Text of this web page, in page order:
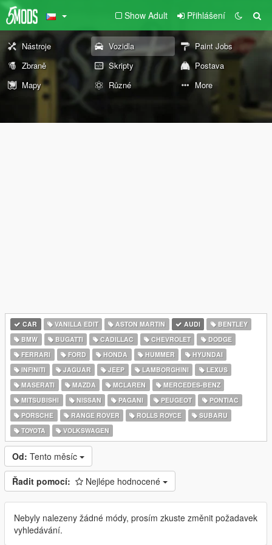
Show Adult Přihlášení
Nástroje Vozidla
Paint Jobs
Zbraně
Skripty
Postava
Mapy
Různé More
CAR VANILLA EDIT ASTON MARTIN AUDI
BENTLEY
BMW
BUGATTI CADILLAC CHEVROLET
DODGE
FERRARI
FORD HONDA HUMMER
HYUNDAI
INFINITI
JAGUAR JEEP LAMBORGHINI
LEXUS
MASERATI
MAZDA MCLAREN
MERCEDES-BENZ
MITSUBISHI
NISSAN PAGANI PEUGEOT
PONTIAC
PORSCHE
RANGE ROVER ROLLS ROYCE
SUBARU
TOYOTA
VOLKSWAGEN
Od: Tento měsíc
Řadit pomocí: Nejlépe hodnocené
Nebyly nalezeny žádné módy, prosím zkuste změnit požadavek
vyhledávání.